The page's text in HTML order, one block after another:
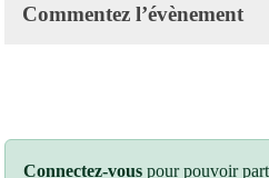
Commentez l’évènement
Connectez-vous pour pouvoir